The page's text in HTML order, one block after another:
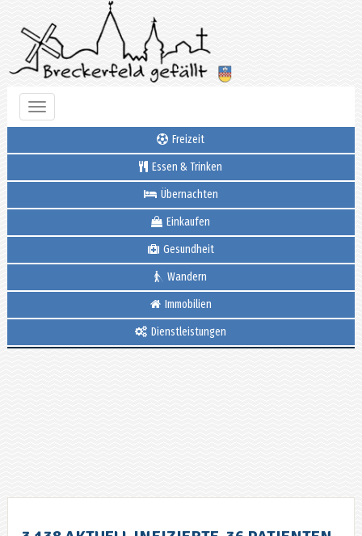
Toggle
navigation
Freizeit
Essen & Trinken
Übernachten
Einkaufen
Gesundheit
Wandern
Immobilien
Dienstleistungen